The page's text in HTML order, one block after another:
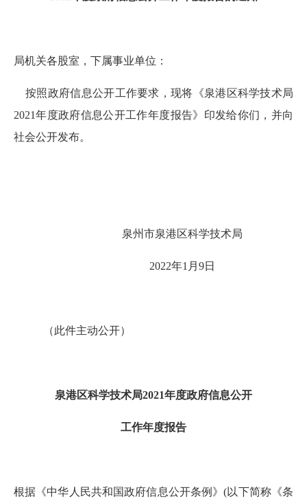
局机关各股室，下属事业单位：
按照政府信息公开工作要求，现将《泉港区科学技术局
2021年度政府信息公开工作年度报告》印发给你们，并向
社会公开发布。
泉州市泉港区科学技术局
2022年1 月 9日
（此件主动公开）
泉港区科学技术局2021年度政府信息公开
工作年度报告
根据《中华人民共和国政府信息公开条例》(以下简称《条